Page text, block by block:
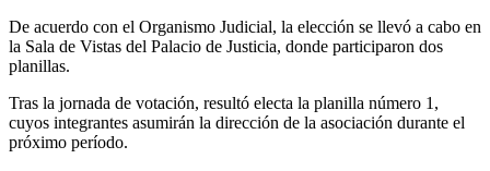
De acuerdo con el Organismo Judicial, la elección se llevó a cabo en
la Sala de Vistas del Palacio de Justicia, donde participaron dos
planillas.
Tras la jornada de votación, resultó electa la planilla número 1,
cuyos integrantes asumirán la dirección de la asociación durante el
próximo período.